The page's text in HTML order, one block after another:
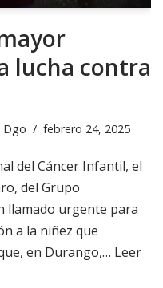
lucha contra
Dgo febrero 24, 2025
del Cáncer Infantil, el
del Grupo
llamado urgente para
a la niñez que
en Durango,… Leer